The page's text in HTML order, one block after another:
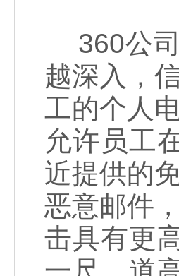
360公司
越深入，
工的个人
允许员工
近提供的
恶意邮件
击具有更